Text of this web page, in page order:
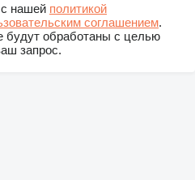
нашей политикой
соглашением.
обработаны с целью
запрос.